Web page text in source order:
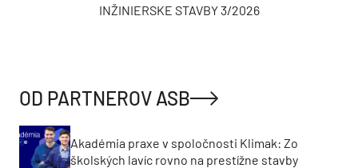
INŽINIERSKE STAVBY 3/2026
OD PARTNEROV ASB
Akadémia praxe v spoločnosti Klimak: Zo
školských lavíc rovno na prestížne stavby